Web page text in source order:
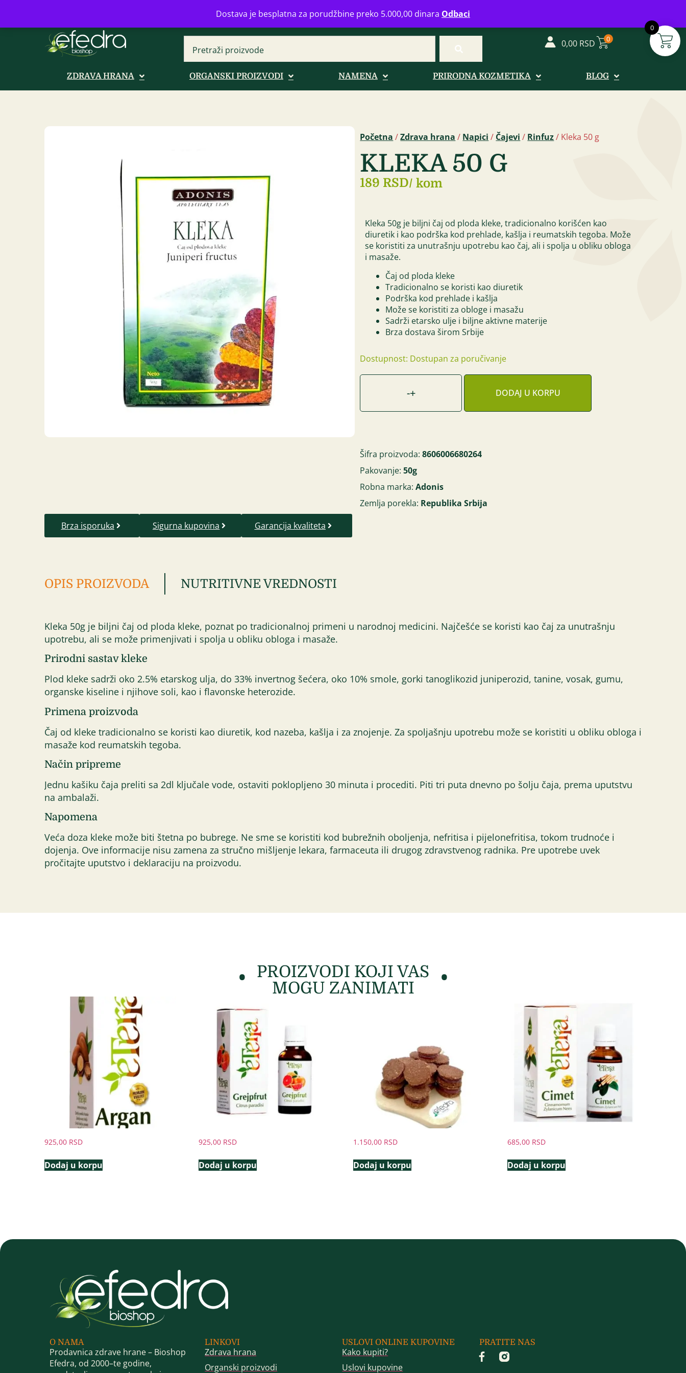
Dostava je besplatna za porudžbine preko 5.000,00 dinara Odbaci
0
Bulevar Mihajla Pupina 16b, Novi Beograd info@zdravahranaonline.rs+381 (0)11 770 39 61Radno vreme: Ponedeljak - Petak od 08-20h
0,00 RSD 0
ZDRAVA HRANA ORGANSKI PROIZVODI NAMENA PRIRODNA KOZMETIKA BLOG
Početna /Zdrava hrana / Napici / Čajevi / Rinfuz/ Kleka 50 g
KLEKA 50 G
189 RSD/ kom
Kleka 50g je biljni čaj od ploda kleke, tradicionalno korišćen kao
diuretik i kao podrška kod prehlade, kašlja i reumatskih tegoba. Može
se koristiti za unutrašnju upotrebu kao čaj, ali i spolja u obliku obloga
i masaže.
Čaj od ploda kleke
Tradicionalno se koristi kao diuretik
Podrška kod prehlade i kašlja
Može se koristiti za obloge i masažu
Sadrži etarsko ulje i biljne aktivne materije
Brza dostava širom Srbije
Dostupnost: Dostupan za poručivanje
-+ DODAJ U KORPU
Šifra proizvoda:8606006680264
Pakovanje:50g
Robna marka:Adonis
Zemlja porekla: Republika Srbija
Brza isporuka
Sigurna kupovina Garancija kvaliteta
OPIS PROIZVODA NUTRITIVNE VREDNOSTI
Kleka 50g je biljni čaj od ploda kleke, poznat po tradicionalnoj primeni u narodnoj medicini. Najčešće se koristi kao čaj za unutrašnju
upotrebu, ali se može primenjivati i spolja u obliku obloga i masaže.
Prirodni sastav kleke
Plod kleke sadrži oko 2.5% etarskog ulja, do 33% invertnog šećera, oko 10% smole, gorki tanoglikozid juniperozid, tanine, vosak, gumu,
organske kiseline i njihove soli, kao i flavonske heterozide.
Primena proizvoda
Čaj od kleke tradicionalno se koristi kao diuretik, kod nazeba, kašlja i za znojenje. Za spoljašnju upotrebu može se koristiti u obliku obloga i
masaže kod reumatskih tegoba.
Način pripreme
Jednu kašiku čaja preliti sa 2dl ključale vode, ostaviti poklopljeno 30 minuta i procediti. Piti tri puta dnevno po šolju čaja, prema uputstvu
na ambalaži.
Napomena
Veća doza kleke može biti štetna po bubrege. Ne sme se koristiti kod bubrežnih oboljenja, nefritisa i pijelonefritisa, tokom trudnoće i
dojenja. Ove informacije nisu zamena za stručno mišljenje lekara, farmaceuta ili drugog zdravstvenog radnika. Pre upotrebe uvek
pročitajte uputstvo i deklaraciju na proizvodu.
PROIZVODI KOJI VAS
MOGU ZANIMATI
925,00 RSD
Dodaj u korpu
925,00 RSD
Dodaj u korpu
1.150,00 RSD
Dodaj u korpu
685,00 RSD
Dodaj u korpu
O NAMA
Prodavnica zdrave hrane – Bioshop
Efedra, od 2000–te godine,
LINKOVI
Zdrava hrana
Organski proizvodi
USLOVI ONLINE KUPOVINE
Kako kupiti?
Uslovi kupovine
PRATITE NAS